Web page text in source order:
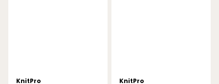
KnitPro KnitPro